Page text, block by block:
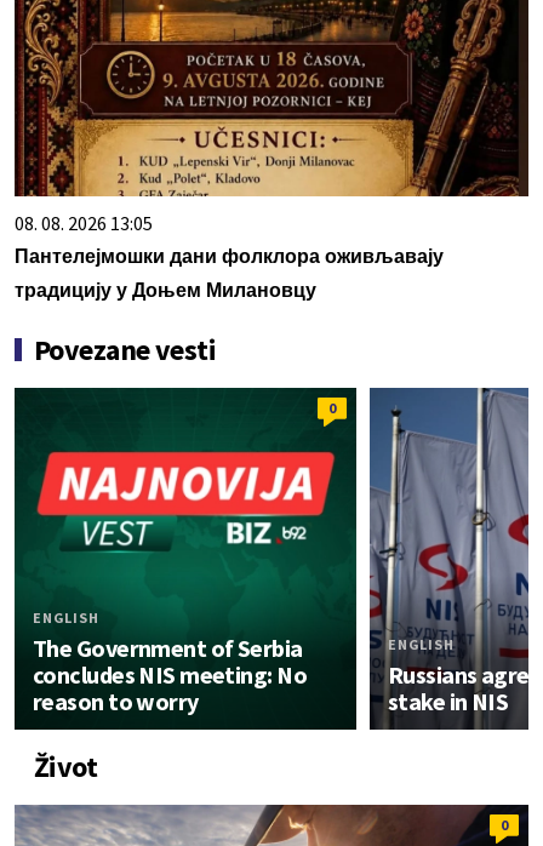
08. 08. 2026 13:05
Пантелејмошки дани фолклора оживљавају
традицију у Доњем Милановцу
Povezane vesti
0
ENGLISH
The Government of Serbia
concludes NIS meeting: No
reason to worry
ENGLISH
Russians
stake in NIS
Život
0